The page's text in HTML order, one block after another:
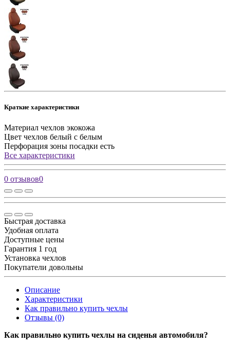
Краткие характеристики
Материал чехлов экокожа
Цвет чехлов белый с белым
Перфорация зоны посадки есть
Все характеристики
0 отзывов0
Быстрая доставка
Удобная оплата
Доступные цены
Гарантия 1 год
Установка чехлов
Покупатели довольны
Описание
Характеристики
Как правильно купить чехлы
Отзывы (0)
Как правильно купить чехлы на сиденья автомобиля?